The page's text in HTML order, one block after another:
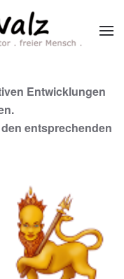
Entwicklungen
entsprechenden